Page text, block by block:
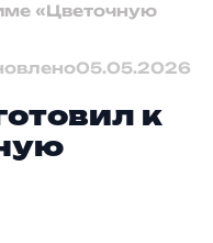
«Цветочную
05.05.2026
к